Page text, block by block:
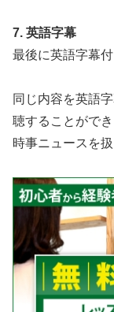
7. 英語字幕
最後に英語字幕
同じ内容を英語
聴することがで
時事ニュースを